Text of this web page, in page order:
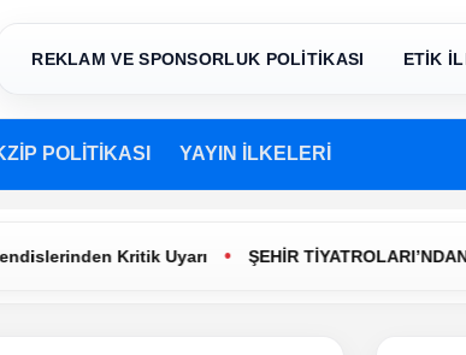
REKLAM VE SPONSORLUK POLİTİKASI ETİK
POLİTİKASI YAYIN İLKELERİ
Kritik Uyarı • ŞEHİR TİYATROLARI’NDAN YARATICI